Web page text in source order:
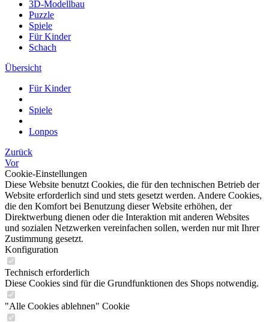
3D-Modellbau
Puzzle
Spiele
Für Kinder
Schach
Übersicht
Für Kinder
Spiele
Lonpos
Zurück
Vor
Cookie-Einstellungen
Diese Website benutzt Cookies, die für den technischen Betrieb der
Website erforderlich sind und stets gesetzt werden. Andere Cookies,
die den Komfort bei Benutzung dieser Website erhöhen, der
Direktwerbung dienen oder die Interaktion mit anderen Websites
und sozialen Netzwerken vereinfachen sollen, werden nur mit Ihrer
Zustimmung gesetzt.
Konfiguration
Technisch erforderlich
Diese Cookies sind für die Grundfunktionen des Shops notwendig.
"Alle Cookies ablehnen" Cookie